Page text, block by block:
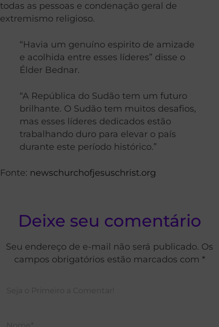
todas as pessoas e condenação geral de
extremismo religioso.
“Havia um genuíno espirito de amizade
e acolhida entre esses líderes” disse o
Élder Bednar.
“A República do Sudão tem um futuro
brilhante. O Sudão tem muitos desafios,
mas esses líderes dedicados estão
trabalhando duro para elevar o país
durante este período histórico.”
Fonte: newschurchofjesuschrist.org
Deixe seu comentário
Seu endereço de e-mail não será publicado. Os
campos obrigatórios estão marcados com *